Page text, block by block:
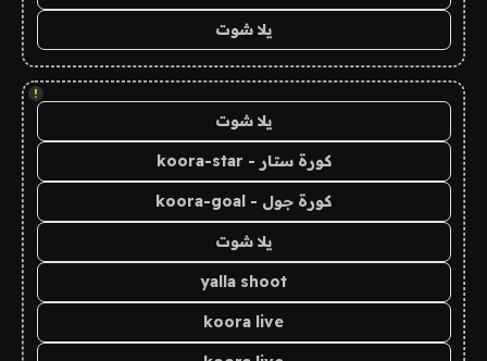
يلا شوت
!
يلا شوت
كورة ستار - koora-star
كورة جول - koora-goal
يلا شوت
yalla shoot
koora live